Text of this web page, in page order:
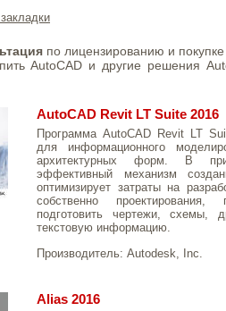
по лицензированию и
AutoCAD и другие решения
AutoCAD Revit LT Suite 2016
Программа AutoCAD Revit LT
для информационного
архитектурных форм. В
эффективный механизм
оптимизирует затраты на
собственно проектирования,
подготовить чертежи, схемы,
текстовую информацию.
Производитель: Autodesk, Inc.
Alias 2016